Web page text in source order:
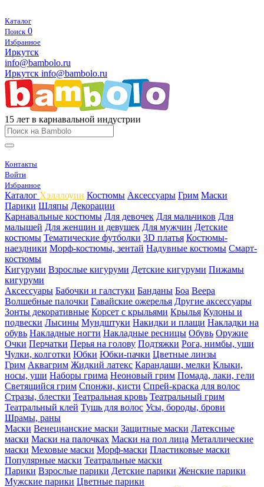
Каталог
Поиск 0
Избранное
Иркутск
info@bambolo.ru
Иркутск info@bambolo.ru
15 лет в карнавальной индустрии
Контакты
Войти
Избранное
Каталог Хэлллоуин Костюмы Аксессуары Грим Маски
Парики Шляпы Декорации
Карнавальные костюмы Для девочек Для мальчиков Для
малышей Для женщин и девушек Для мужчин Детские
костюмы Тематические футболки 3D платья Костюмы-
наездники Морф-костюмы, зентай Надувные костюмы Смарт-
костюмы
Кигуруми Взрослые кигуруми Детские кигуруми Пижамы
кигуруми
Аксессуары Бабочки и галстуки Банданы Боа Веера
Волшебные палочки Гавайские ожерелья Другие аксессуары
Зонты декоративные Корсет с крыльями Крылья Кулоны и
подвески Лысины Мундштуки Накидки и плащи Накладки на
обувь Накладные ногти Накладные ресницы Обувь Оружие
Очки Перчатки Перья на голову Подтяжки Рога, нимбы, уши
Чулки, колготки Юбки Юбки-пачки Цветные линзы
Грим Аквагрим Жидкий латекс Карандаши, мелки Клыки,
носы, уши Наборы грима Неоновый грим Помада, лаки, гели
Светящийся грим Спонжи, кисти Спрей-краска для волос
Стразы, блестки Театральная кровь Театральный грим
Театральный клей Тушь для волос Усы, бороды, брови
Шрамы, раны
Маски Венецианские маски Защитные маски Латексные
маски Маски на палочках Маски на пол лица Металлические
маски Меховые маски Морф-маски Пластиковые маски
Популярные маски Театральные маски
Парики Взрослые парики Детские парики Женские парики
Мужские парики Цветные парики